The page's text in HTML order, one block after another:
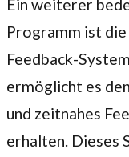
Ein weiterer
Programm ist
Feedback-
ermöglicht es
und zeitnahes
erhalten. Dieses